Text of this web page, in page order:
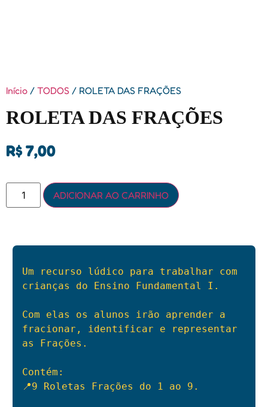
Início / TODOS / ROLETA DAS FRAÇÕES
ROLETA DAS FRAÇÕES
R$7,00
ADICIONAR AO CARRINHO
Um recurso lúdico para trabalhar com
crianças do Ensino Fundamental I.
Com elas os alunos irão aprender a
fracionar, identificar e representar
as Frações.
Contém:
📍9 Roletas Frações do 1 ao 9.